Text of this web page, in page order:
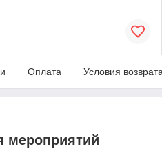
Оплата Условия
мероприятий